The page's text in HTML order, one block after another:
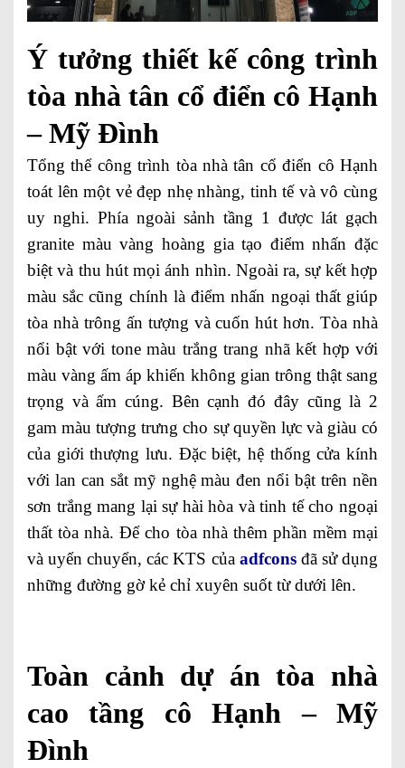
Ý tưởng thiết kế công trình
tòa nhà tân cổ điển cô Hạnh
– Mỹ Đình
Tổng thể công trình tòa nhà tân cổ điển cô Hạnh
toát lên một vẻ đẹp nhẹ nhàng, tinh tế và vô cùng
uy nghi. Phía ngoài sảnh tầng 1 được lát gạch
granite màu vàng hoàng gia tạo điểm nhấn đặc
biệt và thu hút mọi ánh nhìn. Ngoài ra, sự kết hợp
màu sắc cũng chính là điểm nhấn ngoại thất giúp
tòa nhà trông ấn tượng và cuốn hút hơn. Tòa nhà
nổi bật với tone màu trắng trang nhã kết hợp với
màu vàng ấm áp khiến không gian trông thật sang
trọng và ấm cúng. Bên cạnh đó đây cũng là 2
gam màu tượng trưng cho sự quyền lực và giàu có
của giới thượng lưu. Đặc biệt, hệ thống cửa kính
với lan can sắt mỹ nghệ màu đen nổi bật trên nền
sơn trắng mang lại sự hài hòa và tinh tế cho ngoại
thất tòa nhà. Để cho tòa nhà thêm phần mềm mại
và uyển chuyển, các KTS của adfconsđã sử dụng
những đường gờ kẻ chỉ xuyên suốt từ dưới lên.
Toàn cảnh dự án tòa nhà
cao tầng cô Hạnh – Mỹ
Đình